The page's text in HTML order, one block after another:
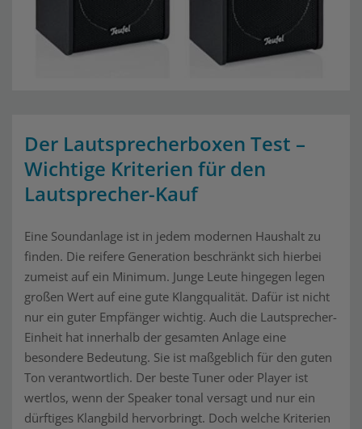
Der Lautsprecherboxen Test –
Wichtige Kriterien für den
Lautsprecher-Kauf
Eine Soundanlage ist in jedem modernen Haushalt zu
finden. Die reifere Generation beschränkt sich hierbei
zumeist auf ein Minimum. Junge Leute hingegen legen
großen Wert auf eine gute Klangqualität. Dafür ist nicht
nur ein guter Empfänger wichtig. Auch die Lautsprecher-
Einheit hat innerhalb der gesamten Anlage eine
besondere Bedeutung. Sie ist maßgeblich für den guten
Ton verantwortlich. Der beste Tuner oder Player ist
wertlos, wenn der Speaker tonal versagt und nur ein
dürftiges Klangbild hervorbringt. Doch welche Kriterien